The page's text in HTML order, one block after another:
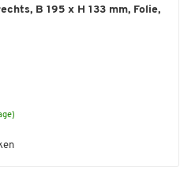
B 195 x H 133 mm, Folie,